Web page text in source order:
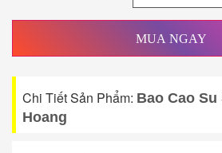
MUA NGAY
Chi Tiết Sản Phẩm: Bao Cao
Hoang